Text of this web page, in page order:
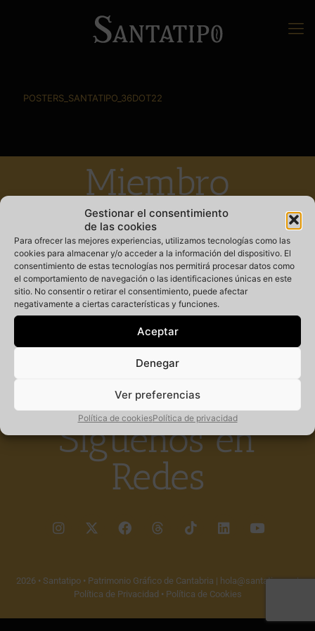
Gestionar el consentimiento
de las cookies
Para ofrecer las mejores experiencias, utilizamos tecnologías como las
cookies para almacenar y/o acceder a la información del dispositivo. El
consentimiento de estas tecnologías nos permitirá procesar datos como
el comportamiento de navegación o las identificaciones únicas en este
sitio. No consentir o retirar el consentimiento, puede afectar
negativamente a ciertas características y funciones.
Aceptar
Denegar
Ver preferencias
Política de cookiesPolítica de privacidad
POSTERS_SANTATIPO_36DOT22
Miembro
fundador de la
Somos un
preservar los
rótulos y la gráfica comercial cotidiana.
Siguenos en
Redes
2026 • Santatipo • Patrimonio Gráfico de Cantabria | hola@santatipo.es|
Política de Privacidad • Política de Cookies